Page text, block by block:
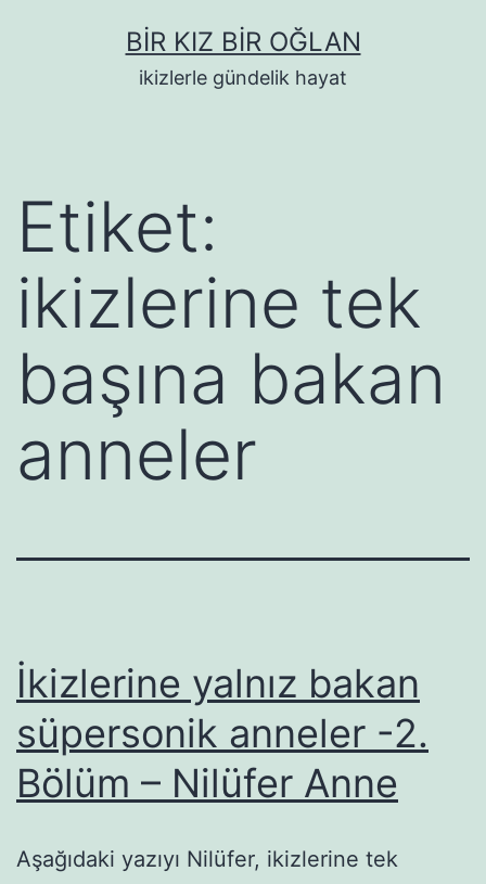
BIR KIZ BIR OĞLAN
ikizlerle gündelik hayat
Etiket:
ikizlerine tek
başına bakan
anneler
İkizlerine yalnız bakan
süpersonik anneler -2.
Bölüm – Nilüfer Anne
Aşağıdaki yazıyı Nilüfer, ikizlerine tek